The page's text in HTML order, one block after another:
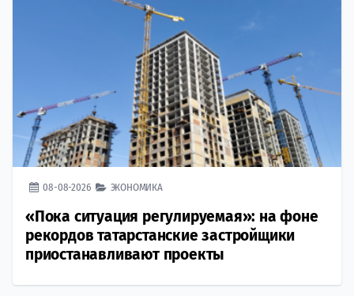
08-08-2026 ЭКОНОМИКА
«Пока ситуация регулируемая»: на фоне
рекордов татарстанские застройщики
приостанавливают проекты